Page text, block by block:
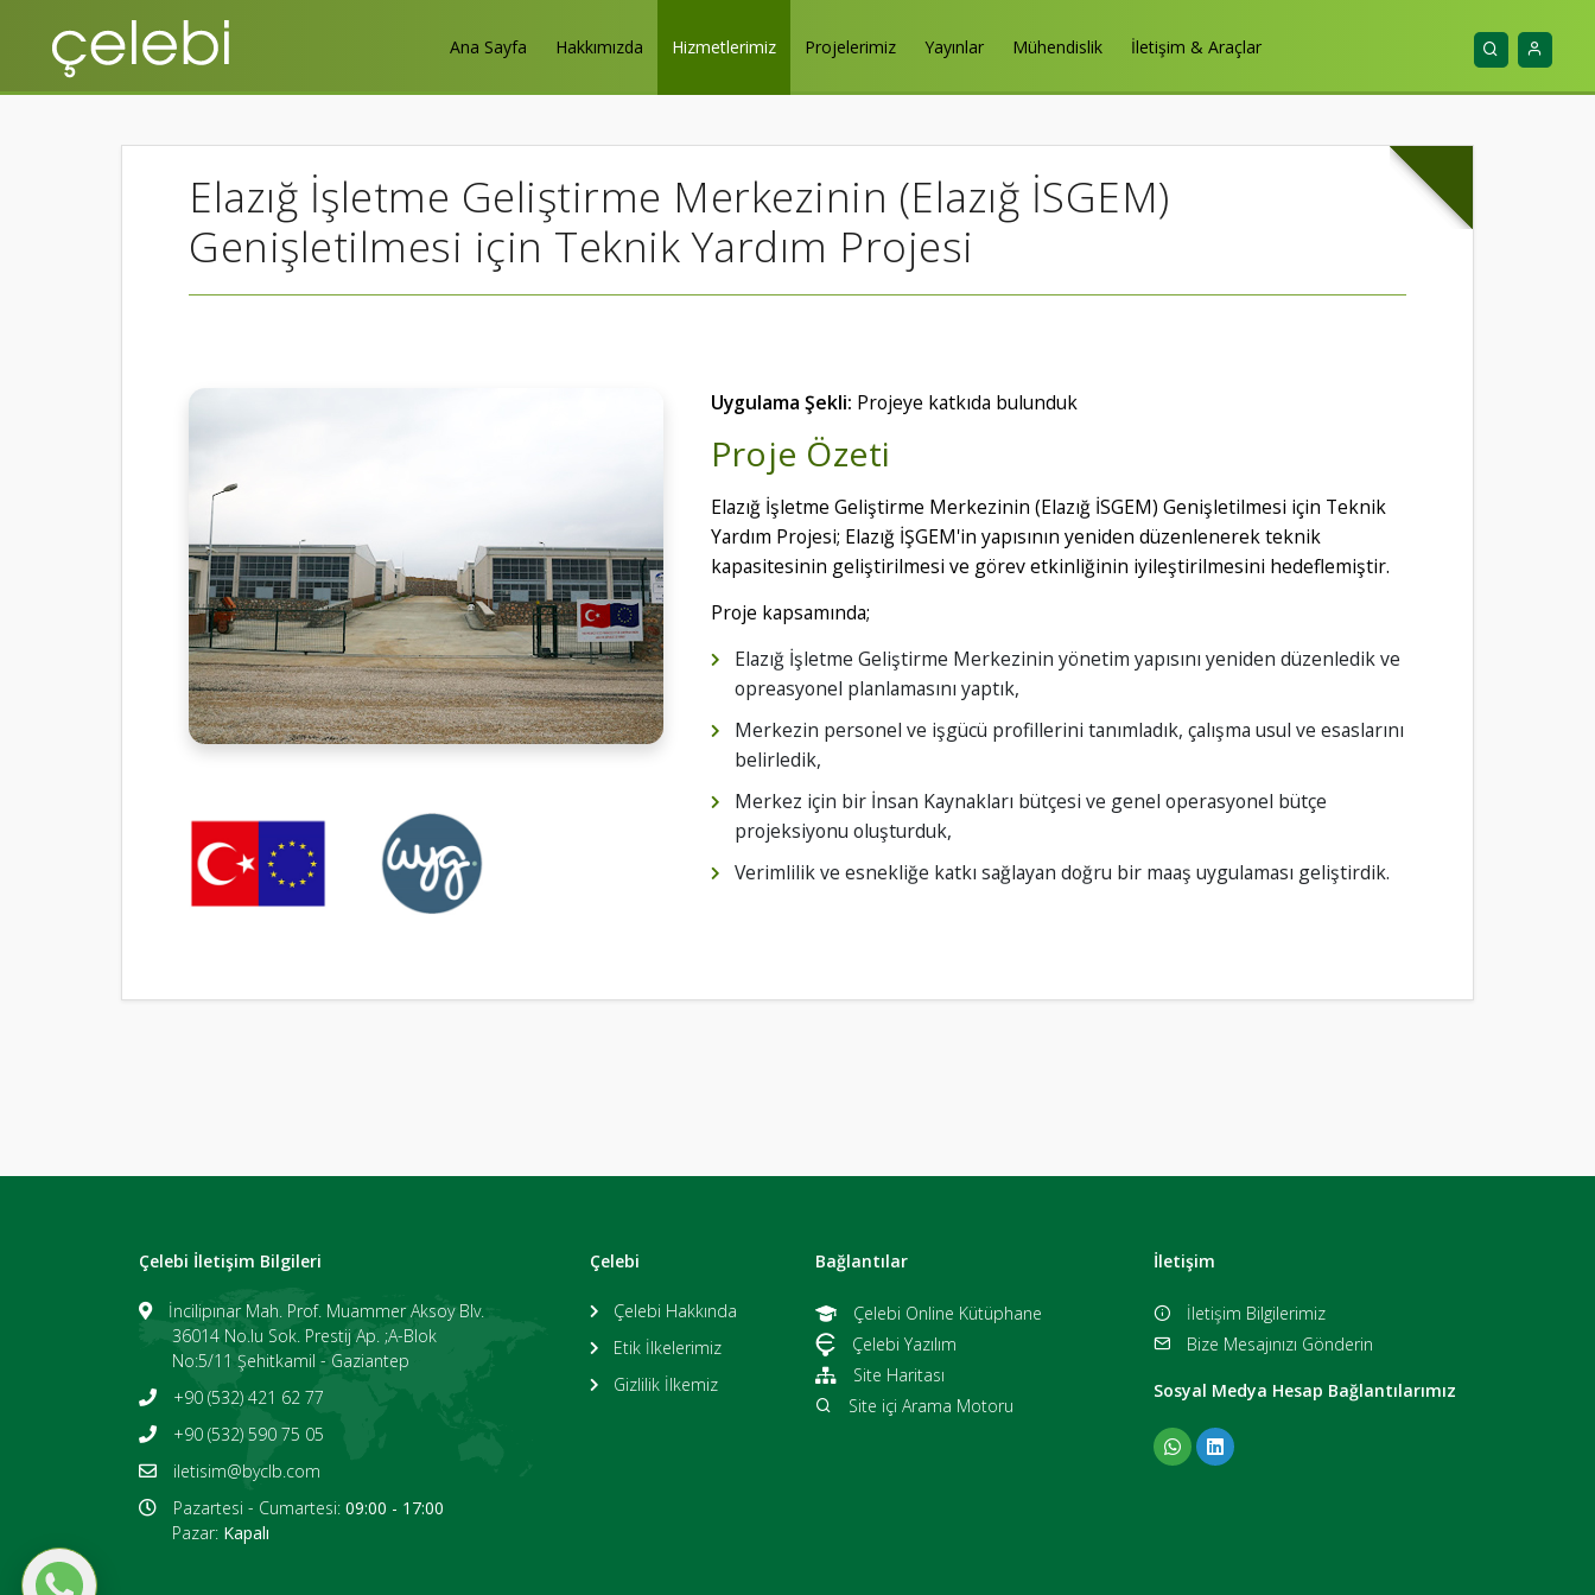
Ana Sayfa Hakkımızda Hizmetlerimiz Projelerimiz Yayınlar Mühendislik İletişim & Araçlar
Elazığ İşletme Geliştirme Merkezinin (Elazığ İSGEM)
Genişletilmesi için Teknik Yardım Projesi
Uygulama Şekli: Projeye katkıda bulunduk
Proje Özeti
Elazığ İşletme Geliştirme Merkezinin (Elazığ İSGEM) Genişletilmesi için Teknik
Yardım Projesi; Elazığ İŞGEM'in yapısının yeniden düzenlenerek teknik
kapasitesinin geliştirilmesi ve görev etkinliğinin iyileştirilmesini hedeflemiştir.
Proje kapsamında;
Elazığ İşletme Geliştirme Merkezinin yönetim yapısını yeniden düzenledik ve
opreasyonel planlamasını yaptık,
Merkezin personel ve işgücü profillerini tanımladık, çalışma usul ve esaslarını
belirledik,
Merkez için bir İnsan Kaynakları bütçesi ve genel operasyonel bütçe
projeksiyonu oluşturduk,
Verimlilik ve esnekliğe katkı sağlayan doğru bir maaş uygulaması geliştirdik.
Çelebi İletişim Bilgileri
İncilipınar Mah. Prof. Muammer Aksoy Blv.
36014 No.lu Sok. Prestij Ap. ;A-Blok
No:5/11 Şehitkamil - Gaziantep
+90 (532) 421 62 77
+90 (532) 590 75 05
iletisim@byclb.com
Pazartesi - Cumartesi: 09:00 - 17:00
Pazar: Kapalı
Çelebi
Çelebi Hakkında
Etik İlkelerimiz
Gizlilik İlkemiz
Bağlantılar
Çelebi Online Kütüphane
Çelebi Yazılım
Site Haritası
Site içi Arama Motoru
İletişim
İletişim Bilgilerimiz
Bize Mesajınızı Gönderin
Sosyal Medya Hesap Bağlantılarımız